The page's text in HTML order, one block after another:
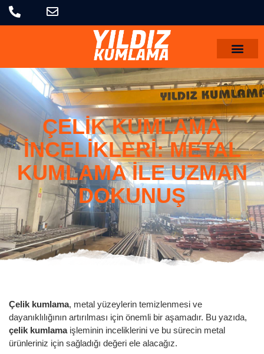
ÇELIK KUMLAMA
İNCELIKLERI: METAL
KUMLAMA ILE UZMAN
DOKUNUŞ
Çelik kumlama, metal yüzeylerin temizlenmesi ve
dayanıklılığının artırılması için önemli bir aşamadır. Bu yazıda,
çelik kumlamaişleminin inceliklerini ve bu sürecin metal
ürünleriniz için sağladığı değeri ele alacağız.